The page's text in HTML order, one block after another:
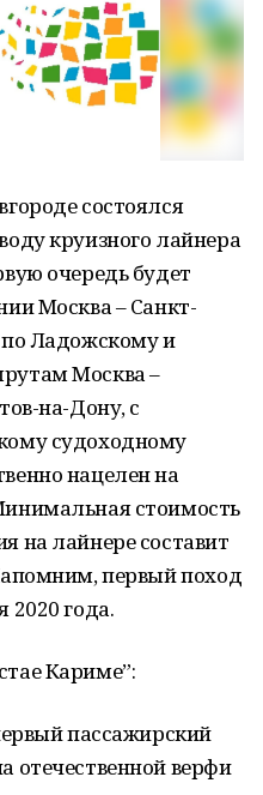
состоялся
круизного лайнера
очередь будет
Москва – Санкт-
по Ладожскому и
Москва –
на-Дону, с
судоходному
нацелен на
стоимость
на лайнере составит
первый поход
2020 года.
Кариме”:
пассажирский
отечественной верфи